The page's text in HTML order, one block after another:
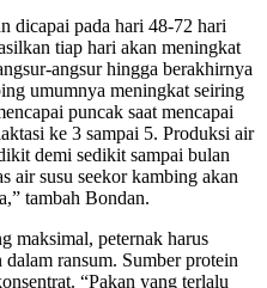
dicapai pada hari 48-72 hari
tiap hari akan meningkat
angsur hingga berakhirnya
umumnya meningkat seiring
puncak saat mencapai
ke 3 sampai 5. Produksi air
demi sedikit sampai bulan
air susu seekor kambing akan
tambah Bondan.
maksimal, peternak harus
ransum. Sumber protein
“Pakan yang terlalu